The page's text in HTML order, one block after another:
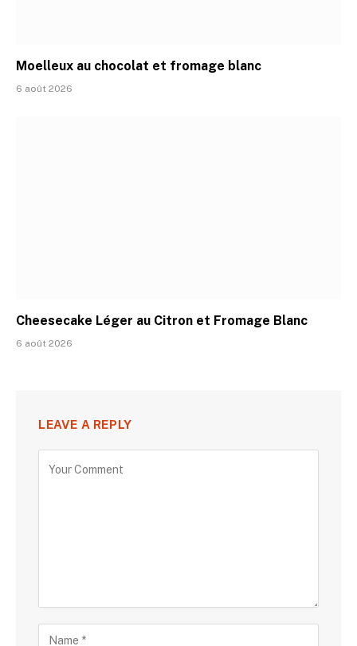
Moelleux au chocolat et fromage blanc
6 août 2026
Cheesecake Léger au Citron et Fromage Blanc
6 août 2026
LEAVE A REPLY